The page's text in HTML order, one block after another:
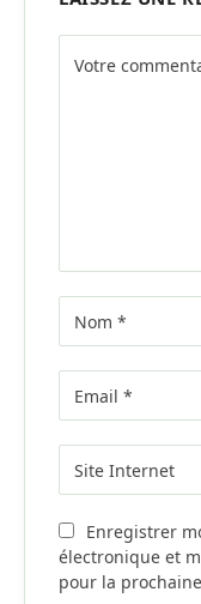
Enregistrer
électronique et
pour la